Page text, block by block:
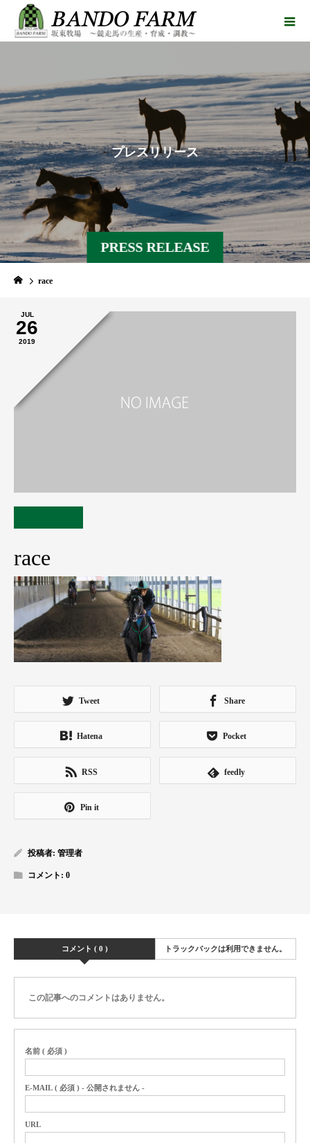
PRESS RELEASE
プレスリリース
race
JUL
26
2019
race
Tweet Share
Hatena Pocket
RSS feedly
Pin it
投稿者: 管理者
コメント: 0
コメント ( 0 ) トラックバックは利用できません。
この記事へのコメントはありません。
名前 ( 必須 )
E-MAIL ( 必須 ) - 公開されません -
URL